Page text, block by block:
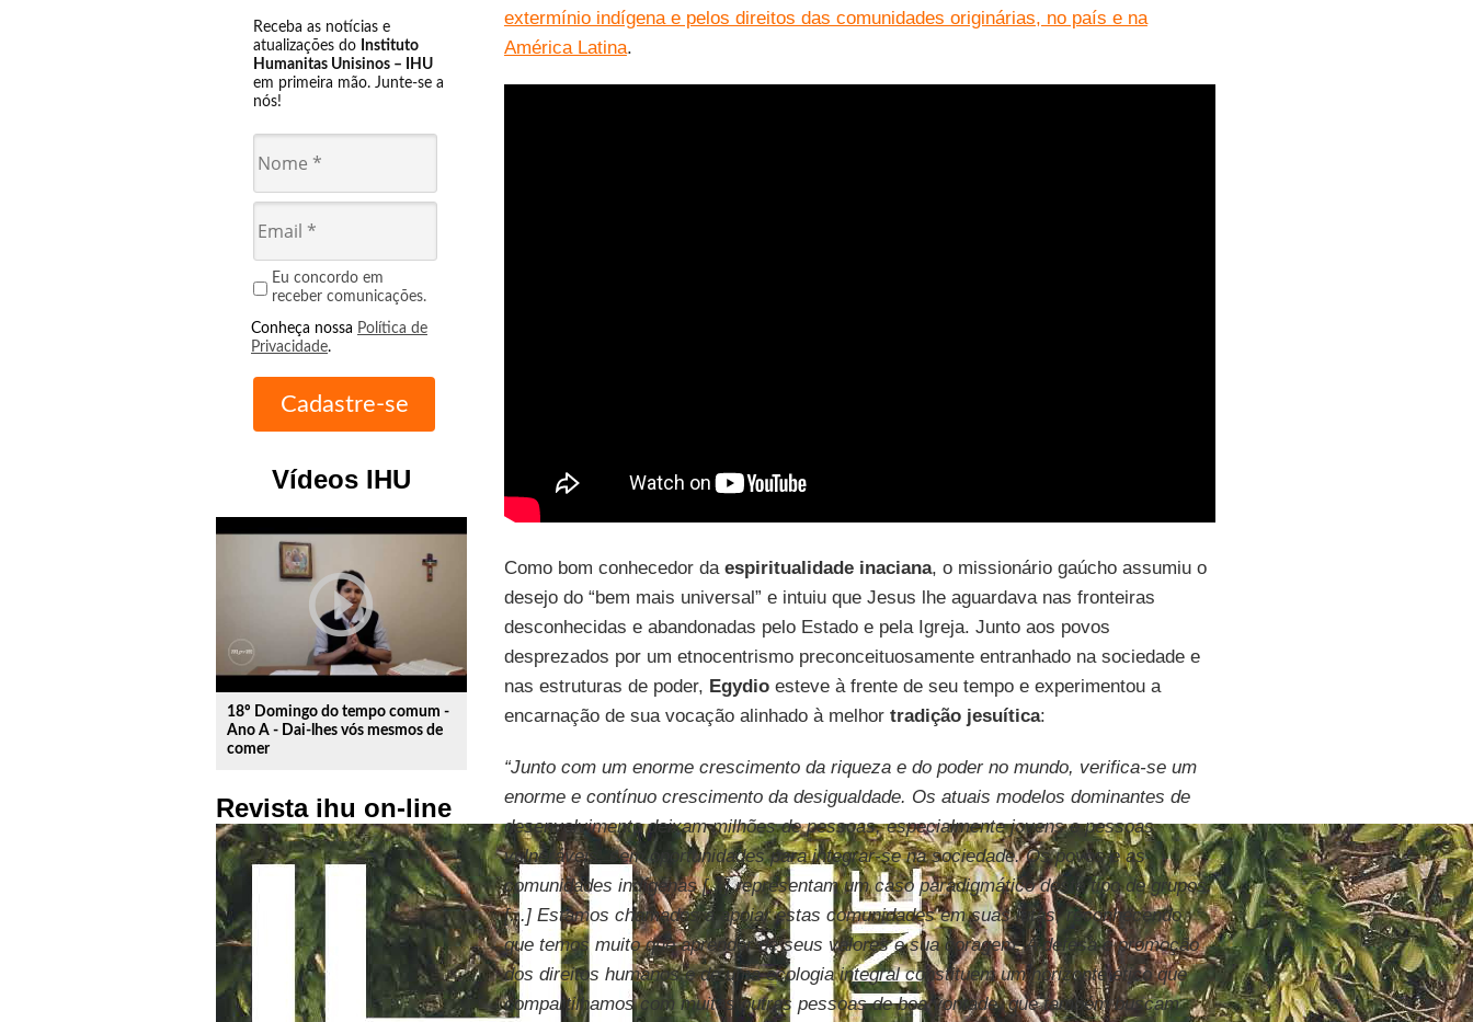
Receba as notícias e
atualizações do Instituto
Humanitas Unisinos – IHU
em primeira mão. Junte-se a
nós!
Eu concordo em
receber comunicações.
Conheça nossa Política de
Privacidade.
Vídeos IHU
play_circle_outline
18º Domingo do tempo comum -
Ano A - Dai-lhes vós mesmos de
comer
Revista ihu on-line
extermínio indígena e pelos direitos das comunidades originárias, no país e na
América Latina.
Como bom conhecedor da espiritualidade inaciana, o missionário gaúcho assumiu o
desejo do “bem mais universal” e intuiu que Jesus lhe aguardava nas fronteiras
desconhecidas e abandonadas pelo Estado e pela Igreja. Junto aos povos
desprezados por um etnocentrismo preconceituosamente entranhado na sociedade e
nas estruturas de poder, Egydioesteve à frente de seu tempo e experimentou a
encarnação de sua vocação alinhado à melhortradição jesuítica:
“Junto com um enorme crescimento da riqueza e do poder no mundo, verifica-se um
enorme e contínuo crescimento da desigualdade. Os atuais modelos dominantes de
desenvolvimento deixam milhões de pessoas, especialmente jovens e pessoas
vulneráveis, sem oportunidades para integrar-se na sociedade. Os povos e as
comunidades indígenas [...] representam um caso paradigmático deste tipo de grupos.
[...] Estamos chamados a apoiar estas comunidades em suas lutas, reconhecendo
que temos muito que aprender de seus valores e sua coragem. A defesa e promoção
dos direitos humanos e de uma ecologia integral constituem um horizonte ético que
compartilhamos com muitas outras pessoas de boa vontade, que também buscam